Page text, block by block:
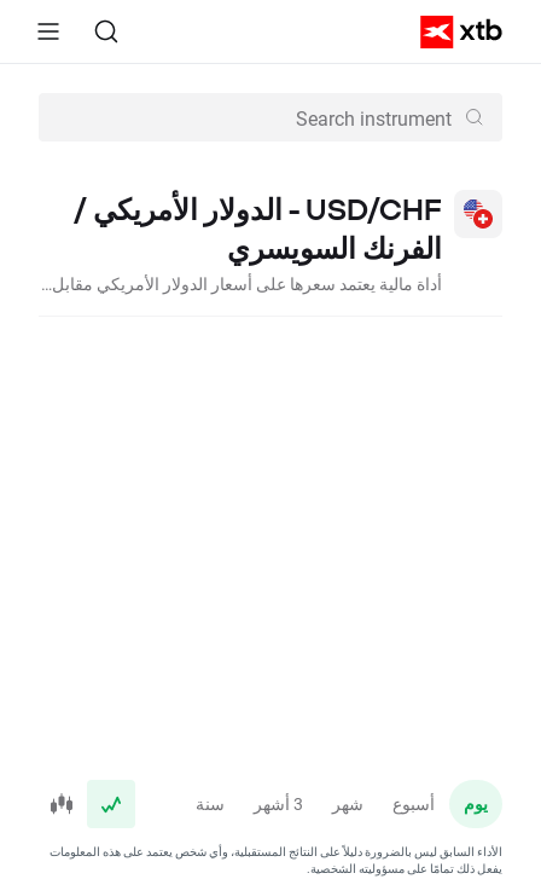
USD/CHF -
الدولار الأمريكي /
الفرنك السويسري
أداة مالية يعتمد سعرها على أسعار الدولار الأمريكي مقابل الفرنك السويسري في سوق البنوك الدولية
يوم أسبوع شهر 3 أشهر سنة
الأداء السابق ليس بالضرورة دليلاً على النتائج المستقبلية، وأي شخص يعتمد على هذه المعلومات
يفعل ذلك تمامًا على مسؤوليته الشخصية.